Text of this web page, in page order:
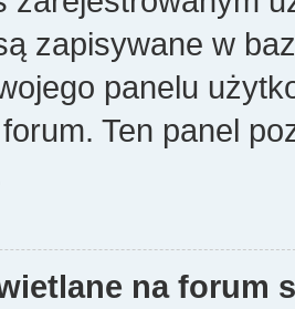
zapisywane w
panelu
Ten panel
na forum